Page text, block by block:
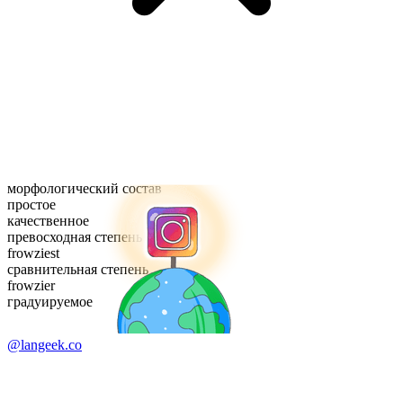
морфологический состав
простое
качественное
превосходная степень
frowziest
сравнительная степень
frowzier
градуируемое
@langeek.co